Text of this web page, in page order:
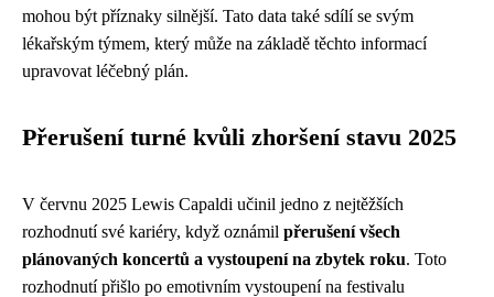
mohou být příznaky silnější. Tato data také sdílí se svým
lékařským týmem, který může na základě těchto informací
upravovat léčebný plán.
Přerušení turné kvůli zhoršení stavu 2025
V červnu 2025 Lewis Capaldi učinil jedno z nejtěžších
rozhodnutí své kariéry, když oznámil přerušení všech
plánovaných koncertů a vystoupení na zbytek roku. Toto
rozhodnutí přišlo po emotivním vystoupení na festivalu